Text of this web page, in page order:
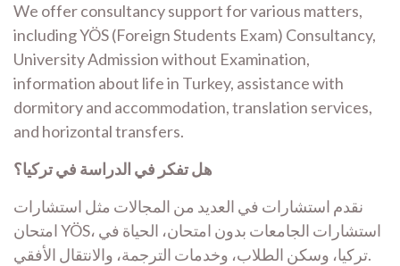
We offer consultancy support for various matters,
including YÖS (Foreign Students Exam) Consultancy,
University Admission without Examination,
information about life in Turkey, assistance with
dormitory and accommodation, translation services,
and horizontal transfers.
هل تفكر في الدراسة في تركيا؟
نقدم استشارات في العديد من المجالات مثل استشارات
امتحان YÖS، استشارات الجامعات بدون امتحان، الحياة في
تركيا، وسكن الطلاب، وخدمات الترجمة، والانتقال الأفقي.